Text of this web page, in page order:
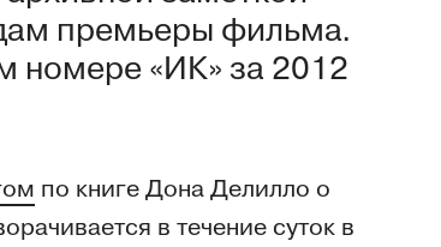
премьеры фильма.
номере «ИК» за 2012
по книге Дона Делилло о
в течение суток в